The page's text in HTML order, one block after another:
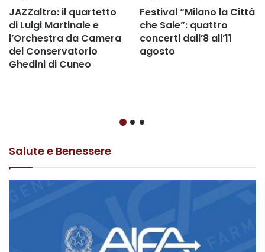
JAZZaltro: il quartetto
di Luigi Martinale e
l’Orchestra da Camera
del Conservatorio
Ghedini di Cuneo
Festival “Milano la Città
che Sale”: quattro
concerti dall’8 all’11
agosto
Salute e Benessere